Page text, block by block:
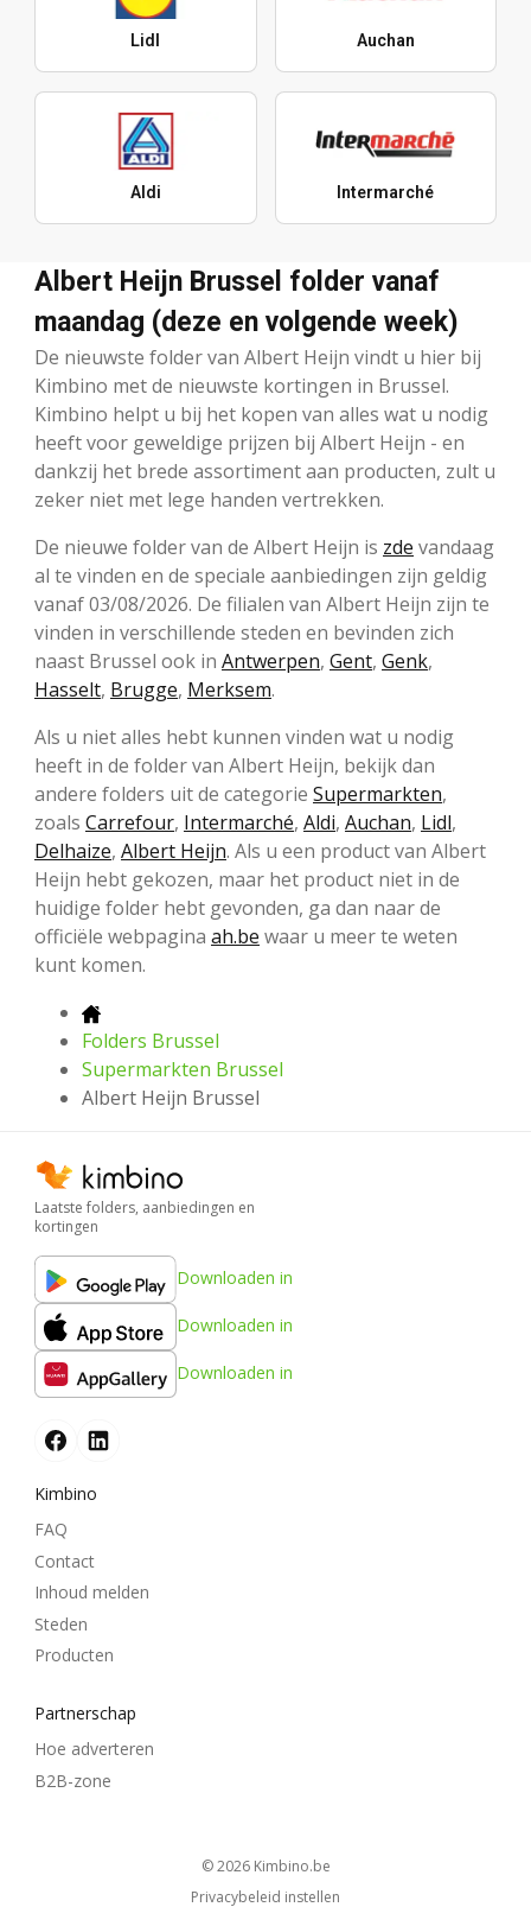
Lidl Auchan
Aldi Intermarché
Albert Heijn Brussel folder vanaf
maandag (deze en volgende week)
De nieuwste folder van Albert Heijn vindt u hier bij
Kimbino met de nieuwste kortingen in Brussel.
Kimbino helpt u bij het kopen van alles wat u nodig
heeft voor geweldige prijzen bij Albert Heijn - en
dankzij het brede assortiment aan producten, zult u
zeker niet met lege handen vertrekken.
De nieuwe folder van de Albert Heijn is zde vandaag
al te vinden en de speciale aanbiedingen zijn geldig
vanaf 03/08/2026. De filialen van Albert Heijn zijn te
vinden in verschillende steden en bevinden zich
naast Brussel ook in Antwerpen, Gent, Genk,
Hasselt, Brugge, Merksem.
Als u niet alles hebt kunnen vinden wat u nodig
heeft in de folder van Albert Heijn, bekijk dan
andere folders uit de categorie Supermarkten,
zoals Carrefour, Intermarché, Aldi, Auchan, Lidl,
Delhaize, Albert Heijn. Als u een product van Albert
Heijn hebt gekozen, maar het product niet in de
huidige folder hebt gevonden, ga dan naar de
officiële webpagina ah.be waar u meer te weten
kunt komen.
Folders Brussel
Supermarkten Brussel
Albert Heijn Brussel
Laatste folders, aanbiedingen en
kortingen
Downloaden in
Downloaden in
Downloaden in
Kimbino
FAQ
Contact
Inhoud melden
Steden
Producten
Partnerschap
Hoe adverteren
B2B-zone
© 2026 kimbino.be
Privacybeleid instellen